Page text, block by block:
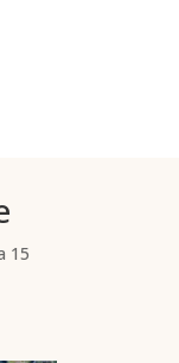
15